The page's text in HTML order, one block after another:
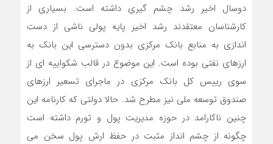
دوسال اخیر رشد چشم گیری داشته است‌. بسیاری از
کارشناسان معتقدند رشد اخیر پایه پولی ناشی از دست
اندازی به منابع بانک مرکزی بدون دسترسی این بانک ‌به
ارزهای نفتی بوده است. این موضوع در قالب شکواییه ای از
سوی رییس کل بانک مرکزی در ماجرای تسعیر ارزهای
صندوق توسعه ملی نیز مطرح شد. حالا دولتی که کارنامه این
چنین ناکارامد در حوزه مدیریت پول و ‌تورم داشته است
چگونه از چشم انداز مثبت در حفظ ارش پول سخن می